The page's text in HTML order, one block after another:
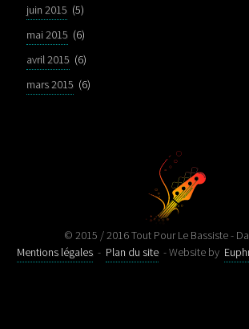
juin 2015 (5)
mai 2015 (6)
avril 2015 (6)
mars 2015 (6)
© 2015 / 2016 Tout Pour Le Bassiste -
Mentions légales - Plan du site - Website by